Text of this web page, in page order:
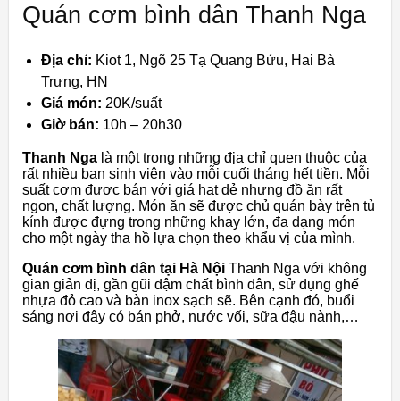
Quán cơm bình dân Thanh Nga
Địa chỉ: Kiot 1, Ngõ 25 Tạ Quang Bửu, Hai Bà
Trưng, HN
Giá món: 20K/suất
Giờ bán: 10h – 20h30
Thanh Nga là một trong những địa chỉ quen thuộc của
rất nhiều bạn sinh viên vào mỗi cuối tháng hết tiền. Mỗi
suất cơm được bán với giá hạt dẻ nhưng đồ ăn rất
ngon, chất lượng. Món ăn sẽ được chủ quán bày trên tủ
kính được đựng trong những khay lớn, đa dạng món
cho một ngày tha hồ lựa chọn theo khẩu vị của mình.
Quán cơm bình dân tại Hà Nội Thanh Nga với không
gian giản dị, gần gũi đậm chất bình dân, sử dụng ghế
nhựa đỏ cao và bàn inox sạch sẽ. Bên cạnh đó, buổi
sáng nơi đây có bán phở, nước vối, sữa đậu nành,…